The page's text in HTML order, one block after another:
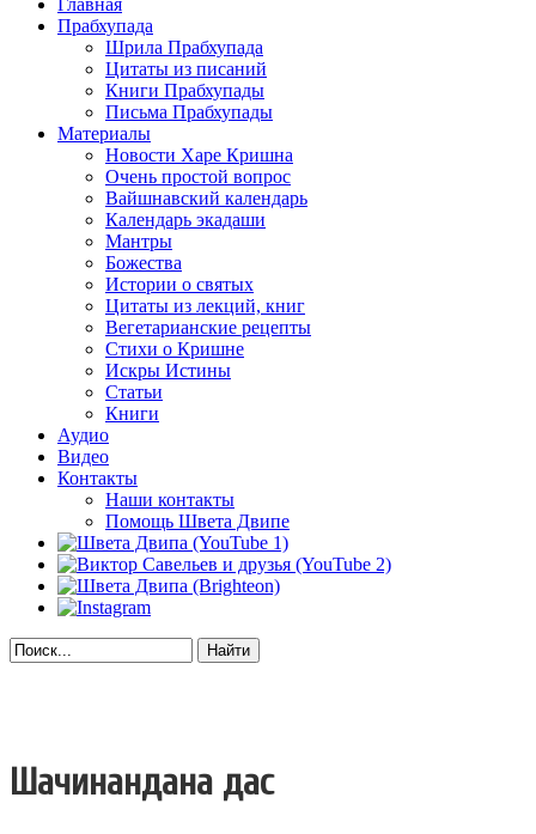
Главная
Прабхупада
Шрила Прабхупада
Цитаты из писаний
Книги Прабхупады
Письма Прабхупады
Материалы
Новости Харе Кришна
Очень простой вопрос
Вайшнавский календарь
Календарь экадаши
Мантры
Божества
Истории о святых
Цитаты из лекций, книг
Вегетарианские рецепты
Стихи о Кришне
Искры Истины
Статьи
Книги
Аудио
Видео
Контакты
Наши контакты
Помощь Швета Двипе
Найти
Шачинандана дас